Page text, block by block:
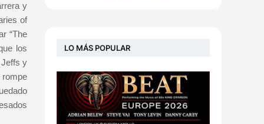
y
of
“The
los
y
rompe
LO MÁS POPULAR